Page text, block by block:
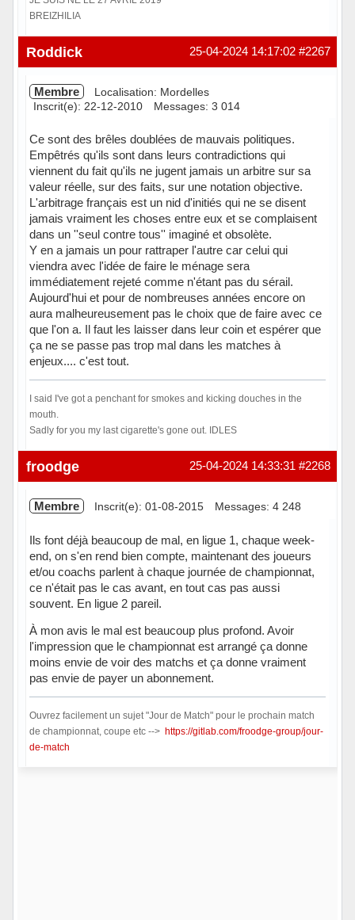
BREIZHILIA
Hors ligne #2267
25-04-2024 14:17:02
Roddick
Membre
Localisation: Mordelles
Inscrit(e): 22-12-2010
Messages: 3 014
Ce sont des brêles doublées de mauvais politiques.
Empêtrés qu'ils sont dans leurs contradictions qui
viennent du fait qu'ils ne jugent jamais un arbitre sur sa
valeur réelle, sur des faits, sur une notation objective.
L'arbitrage français est un nid d'initiés qui ne se disent
jamais vraiment les choses entre eux et se complaisent
dans un ''seul contre tous'' imaginé et obsolète.
Y en a jamais un pour rattraper l'autre car celui qui
viendra avec l'idée de faire le ménage sera
immédiatement rejeté comme n'étant pas du sérail.
Aujourd'hui et pour de nombreuses années encore on
aura malheureusement pas le choix que de faire avec ce
que l'on a. Il faut les laisser dans leur coin et espérer que
ça ne se passe pas trop mal dans les matches à
enjeux.... c'est tout.
I said I've got a penchant for smokes and kicking douches in the
mouth.
Sadly for you my last cigarette's gone out. IDLES
Hors ligne #2268
25-04-2024 14:33:31
froodge
Membre Inscrit(e): 01-08-2015 Messages: 4 248
Ils font déjà beaucoup de mal, en ligue 1, chaque week-
end, on s'en rend bien compte, maintenant des joueurs
et/ou coachs parlent à chaque journée de championnat,
ce n'était pas le cas avant, en tout cas pas aussi
souvent. En ligue 2 pareil.
À mon avis le mal est beaucoup plus profond. Avoir
l'impression que le championnat est arrangé ça donne
moins envie de voir des matchs et ça donne vraiment
pas envie de payer un abonnement.
Ouvrez facilement un sujet "Jour de Match" pour le prochain match
de championnat, coupe etc --> https://gitlab.com/froodge-group/jour-
de-match